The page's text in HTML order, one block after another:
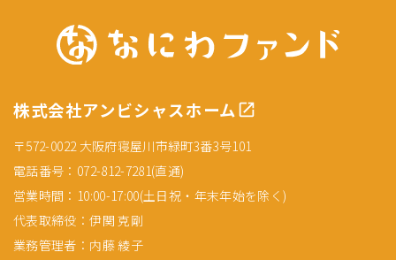
株式会社アンビシャスホーム
〒572-0022 大阪府寝屋川市緑町3番3号101
電話番号：072-812-7281(直通)
営業時間：10:00-17:00(土日祝・年末年始を除く)
代表取締役：伊関 克剛
業務管理者：内藤 綾子